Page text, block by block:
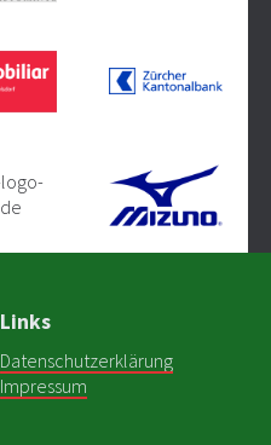
Links
Datenschutzerklärung
Impressum